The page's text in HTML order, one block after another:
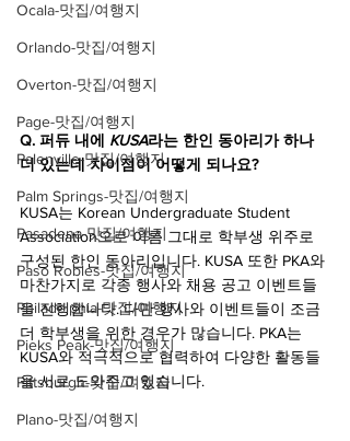
Ocala-맛집/여행지
Orlando-맛집/여행지
Overton-맛집/여행지
Page-맛집/여행지
Palenville-맛집/여행지
Palm Springs-맛집/여행지
Pasadena-맛집/여행지
Paso Robles-맛집/여행지
Philadelphia-맛집/여행지
Pieks Peak-맛집/여행지
Pittsburgh-맛집/여행지
Plano-맛집/여행지
Q. 퍼듀 내에 KUSA라는 한인 동아리가 하나
더 있는데 차이점이 어떻게 되나요?
KUSA는 Korean Undergraduate Student
Association으로 이름 그대로 학부생 위주로
구성된 한인 동아리입니다. KUSA 또한 PKA와
마찬가지로 각종 행사와 채용 공고 이벤트들
을 진행합니다. 다만 행사와 이벤트들이 조금
더 학부생을 위한 경우가 많습니다. PKA는
KUSA와 적극적으로 협력하여 다양한 활동들
을 서로 도와주고 있습니다.